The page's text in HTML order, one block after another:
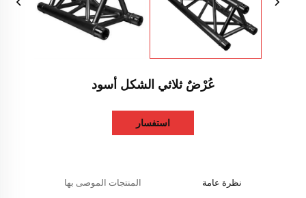
عُرْضٌ ثلاثي الشكل أسود
استفسار
نظرة عامة المنتجات الموصى بها